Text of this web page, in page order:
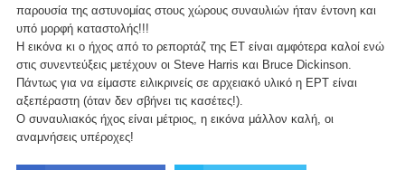
παρουσία της αστυνομίας στους χώρους συναυλιών ήταν έντονη και
υπό μορφή καταστολής!!!
Η εικόνα κι ο ήχος από το ρεπορτάζ της ΕΤ είναι αμφότερα καλοί ενώ
στις συνεντεύξεις μετέχουν οι Steve Harris και Bruce Dickinson.
Πάντως για να είμαστε ειλικρινείς σε αρχειακό υλικό η ΕΡΤ είναι
αξεπέραστη (όταν δεν σβήνει τις κασέτες!).
Ο συναυλιακός ήχος είναι μέτριος, η εικόνα μάλλον καλή, οι
αναμνήσεις υπέροχες!